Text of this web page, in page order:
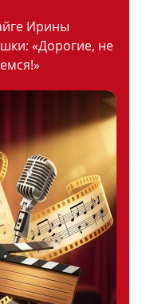
Ирины
«Дорогие, не